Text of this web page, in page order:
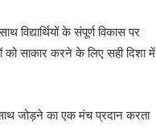
के संपूर्ण विकास पर
को साकार करने के लिए सही दिशा में
जोड़ने का एक मंच प्रदान करता